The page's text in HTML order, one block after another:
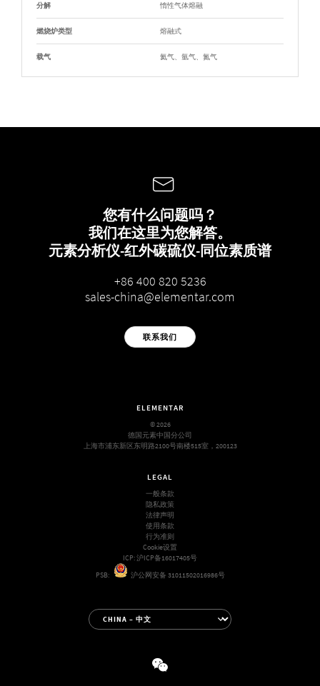
分解 惰性气体熔融
燃烧炉类型 熔融式
载气 氦气、氩气、氮气
您有什么问题吗？
我们在这里为您解答。
元素分析仪-红外碳硫仪-同位素质谱
+86 400 820 5236
sales-china@elementar.com
联系我们
ELEMENTAR
© 2026
德国元素中国分公司
上海市浦东新区东明路2100号南楼515室，200123
LEGAL
一般条款
隐私政策
法律声明
使用条款
行为准则
Cookie设置
ICP:沪ICP备16017405号
PSB:
沪公网安备 31011502016986号